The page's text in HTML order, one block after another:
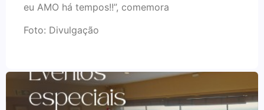
eu AMO há tempos!!”, comemora
Foto: Divulgação